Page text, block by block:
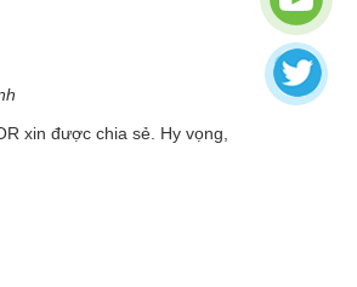
xin được chia sẻ. Hy vọng,